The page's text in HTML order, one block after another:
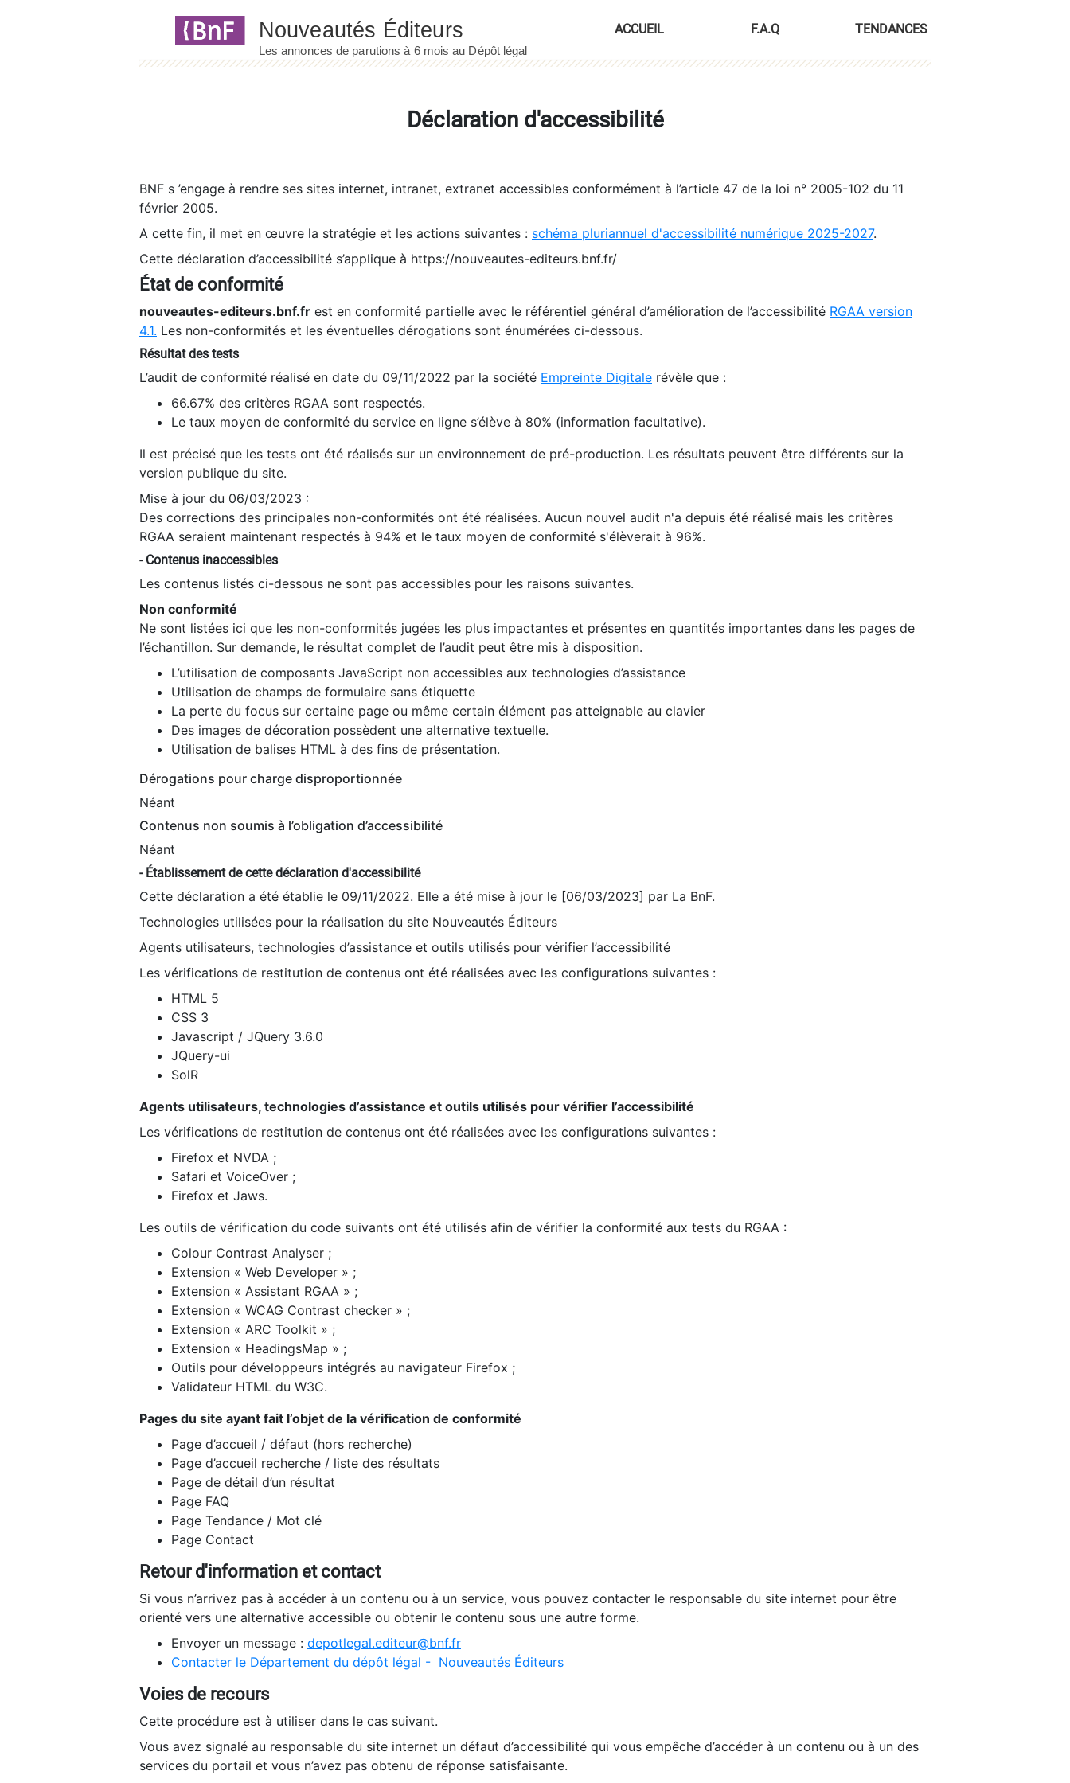
ACCUEIL F.A.Q TENDANCES
Déclaration d'accessibilité
BNF s ’engage à rendre ses sites internet, intranet, extranet accessibles conformément à l’article 47 de la loi n° 2005-102 du 11
février 2005.
A cette fin, il met en œuvre la stratégie et les actions suivantes : schéma pluriannuel d'accessibilité numérique 2025-2027.
Cette déclaration d’accessibilité s’applique à https://nouveautes-editeurs.bnf.fr/
État de conformité
nouveautes-editeurs.bnf.fr est en conformité partielle avec le référentiel général d’amélioration de l’accessibilité RGAA version
4.1. Les non-conformités et les éventuelles dérogations sont énumérées ci-dessous.
Résultat des tests
L’audit de conformité réalisé en date du 09/11/2022 par la société Empreinte Digitale révèle que :
66.67% des critères RGAA sont respectés.
Le taux moyen de conformité du service en ligne s’élève à 80% (information facultative).
Il est précisé que les tests ont été réalisés sur un environnement de pré-production. Les résultats peuvent être différents sur la
version publique du site.
Mise à jour du 06/03/2023 :
Des corrections des principales non-conformités ont été réalisées. Aucun nouvel audit n'a depuis été réalisé mais les critères
RGAA seraient maintenant respectés à 94% et le taux moyen de conformité s'élèverait à 96%.
- Contenus inaccessibles
Les contenus listés ci-dessous ne sont pas accessibles pour les raisons suivantes.
Non conformité
Ne sont listées ici que les non-conformités jugées les plus impactantes et présentes en quantités importantes dans les pages de
l’échantillon. Sur demande, le résultat complet de l’audit peut être mis à disposition.
L’utilisation de composants JavaScript non accessibles aux technologies d’assistance
Utilisation de champs de formulaire sans étiquette
La perte du focus sur certaine page ou même certain élément pas atteignable au clavier
Des images de décoration possèdent une alternative textuelle.
Utilisation de balises HTML à des fins de présentation.
Dérogations pour charge disproportionnée
Néant
Contenus non soumis à l’obligation d’accessibilité
Néant
- Établissement de cette déclaration d'accessibilité
Cette déclaration a été établie le 09/11/2022. Elle a été mise à jour le [06/03/2023] par La BnF.
Technologies utilisées pour la réalisation du site Nouveautés Éditeurs
Agents utilisateurs, technologies d’assistance et outils utilisés pour vérifier l’accessibilité
Les vérifications de restitution de contenus ont été réalisées avec les configurations suivantes :
HTML 5
CSS 3
Javascript / JQuery 3.6.0
JQuery-ui
SolR
Agents utilisateurs, technologies d’assistance et outils utilisés pour vérifier l’accessibilité
Les vérifications de restitution de contenus ont été réalisées avec les configurations suivantes :
Firefox et NVDA ;
Safari et VoiceOver ;
Firefox et Jaws.
Les outils de vérification du code suivants ont été utilisés afin de vérifier la conformité aux tests du RGAA :
Colour Contrast Analyser ;
Extension « Web Developer » ;
Extension « Assistant RGAA » ;
Extension « WCAG Contrast checker » ;
Extension « ARC Toolkit » ;
Extension « HeadingsMap » ;
Outils pour développeurs intégrés au navigateur Firefox ;
Validateur HTML du W3C.
Pages du site ayant fait l’objet de la vérification de conformité
Page d’accueil / défaut (hors recherche)
Page d’accueil recherche / liste des résultats
Page de détail d’un résultat
Page FAQ
Page Tendance / Mot clé
Page Contact
Retour d'information et contact
Si vous n’arrivez pas à accéder à un contenu ou à un service, vous pouvez contacter le responsable du site internet pour être
orienté vers une alternative accessible ou obtenir le contenu sous une autre forme.
Envoyer un message : depotlegal.editeur@bnf.fr
Contacter le Département du dépôt légal - Nouveautés Éditeurs
Voies de recours
Cette procédure est à utiliser dans le cas suivant.
Vous avez signalé au responsable du site internet un défaut d’accessibilité qui vous empêche d’accéder à un contenu ou à un des
services du portail et vous n’avez pas obtenu de réponse satisfaisante.